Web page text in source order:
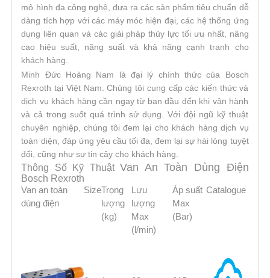
mô hình đa công nghệ, đưa ra các sản phẩm tiêu chuẩn dễ
dàng tích hợp với các máy móc hiện đại, các hệ thống ứng
dụng liên quan và các giải pháp thủy lực tối ưu nhất, nâng
cao hiệu suất, năng suất và khả năng cạnh tranh cho
khách hàng.
Minh Đức Hoàng Nam là đại lý chính thức của Bosch
Rexroth tại Việt Nam. Chúng tôi cung cấp các kiến thức và
dịch vụ khách hàng cần ngay từ ban đầu đến khi vận hành
và cả trong suốt quá trình sử dụng. Với đội ngũ kỹ thuật
chuyên nghiệp, chúng tôi đem lại cho khách hàng dịch vụ
toàn diện, đáp ứng yêu cầu tối đa, đem lại sự hài lòng tuyệt
đối, cũng như sự tin cậy cho khách hàng.
Thông Số Kỹ ThuậtVan An Toàn Dùng Điện
Bosch Rexroth
Van an toàn
dùng điện
SizeTrọng
lượng
(kg)
Lưu
lượng
Max
(l/min)
Áp suất
Max
(Bar)
Catalogue